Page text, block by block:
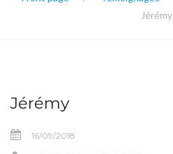
Jérémy
Jérémy
16/09/2018